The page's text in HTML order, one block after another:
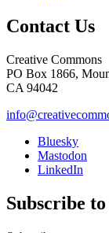
Contact Us
Creative Commons
PO Box 1866,
CA 94042
Bluesky
Mastodon
LinkedIn
Subscribe